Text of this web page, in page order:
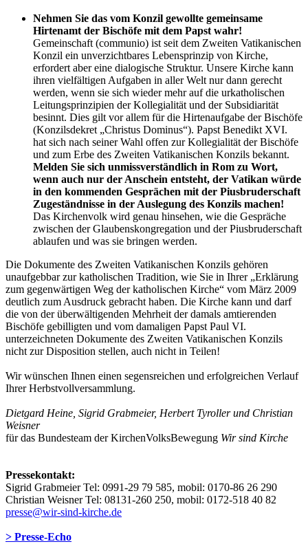
Nehmen Sie das vom Konzil gewollte gemeinsame
Hirtenamt der Bischöfe mit dem Papst wahr!
Gemeinschaft (communio) ist seit dem Zweiten Vatikanischen
Konzil ein unverzichtbares Lebensprinzip von Kirche,
erfordert aber eine dialogische Struktur. Unsere Kirche kann
ihren vielfältigen Aufgaben in aller Welt nur dann gerecht
werden, wenn sie sich wieder mehr auf die urkatholischen
Leitungsprinzipien der Kollegialität und der Subsidiarität
besinnt. Dies gilt vor allem für die Hirtenaufgabe der Bischöfe
(Konzilsdekret „Christus Dominus“). Papst Benedikt XVI.
hat sich nach seiner Wahl offen zur Kollegialität der Bischöfe
und zum Erbe des Zweiten Vatikanischen Konzils bekannt.
Melden Sie sich unmissverständlich in Rom zu Wort,
wenn auch nur der Anschein entsteht, der Vatikan würde
in den kommenden Gesprächen mit der Piusbruderschaft
Zugeständnisse in der Auslegung des Konzils machen!
Das Kirchenvolk wird genau hinsehen, wie die Gespräche
zwischen der Glaubenskongregation und der Piusbruderschaft
ablaufen und was sie bringen werden.
Die Dokumente des Zweiten Vatikanischen Konzils gehören
unaufgebbar zur katholischen Tradition, wie Sie in Ihrer „Erklärung
zum gegenwärtigen Weg der katholischen Kirche“ vom März 2009
deutlich zum Ausdruck gebracht haben. Die Kirche kann und darf
die von der überwältigenden Mehrheit der damals amtierenden
Bischöfe gebilligten und vom damaligen Papst Paul VI.
unterzeichneten Dokumente des Zweiten Vatikanischen Konzils
nicht zur Disposition stellen, auch nicht in Teilen!
Wir wünschen Ihnen einen segensreichen und erfolgreichen Verlauf
Ihrer Herbstvollversammlung.
Dietgard Heine, Sigrid Grabmeier, Herbert Tyroller und Christian
Weisner
für das Bundesteam der KirchenVolksBewegung Wir sind Kirche
Pressekontakt:
Sigrid Grabmeier Tel: 0991-29 79 585, mobil: 0170-86 26 290
Christian Weisner Tel: 08131-260 250, mobil: 0172-518 40 82
presse@wir-sind-kirche.de
> Presse-Echo